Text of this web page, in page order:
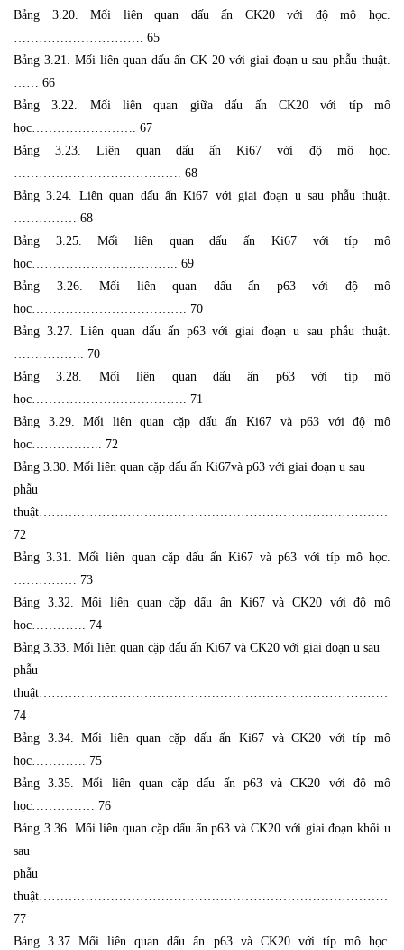
Bảng 3.20. Mối liên quan dấu ấn CK20 với độ mô học.
…………………………. 65
Bảng 3.21. Mối liên quan dấu ấn CK 20 với giai đoạn u sau phẫu thuật.
…… 66
Bảng 3.22. Mối liên quan giữa dấu ấn CK20 với típ mô
học……………………. 67
Bảng 3.23. Liên quan dấu ấn Ki67 với độ mô học.
…………………………………. 68
Bảng 3.24. Liên quan dấu ấn Ki67 với giai đoạn u sau phẫu thuật.
…………… 68
Bảng 3.25. Mối liên quan dấu ấn Ki67 với típ mô
học…………………………….. 69
Bảng 3.26. Mối liên quan dấu ấn p63 với độ mô
học………………………………. 70
Bảng 3.27. Liên quan dấu ấn p63 với giai đoạn u sau phẫu thuật.
…………….. 70
Bảng 3.28. Mối liên quan dấu ấn p63 với típ mô
học………………………………. 71
Bảng 3.29. Mối liên quan cặp dấu ấn Ki67 và p63 với độ mô
học…………….. 72
Bảng 3.30. Mối liên quan cặp dấu ấn Ki67và p63 với giai đoạn u sau
phẫu
thuật…………………………………………………………………………..
72
Bảng 3.31. Mối liên quan cặp dấu ấn Ki67 và p63 với típ mô học.
…………… 73
Bảng 3.32. Mối liên quan cặp dấu ấn Ki67 và CK20 với độ mô
học…………. 74
Bảng 3.33. Mối liên quan cặp dấu ấn Ki67 và CK20 với giai đoạn u sau
phẫu
thuật…………………………………………………………………………..
74
Bảng 3.34. Mối liên quan cặp dấu ấn Ki67 và CK20 với típ mô
học…………. 75
Bảng 3.35. Mối liên quan cặp dấu ấn p63 và CK20 với độ mô
học…………… 76
Bảng 3.36. Mối liên quan cặp dấu ấn p63 và CK20 với giai đoạn khối u
sau
phẫu
thuật…………………………………………………………………………..
77
Bảng 3.37 Mối liên quan dấu ấn p63 và CK20 với típ mô học.